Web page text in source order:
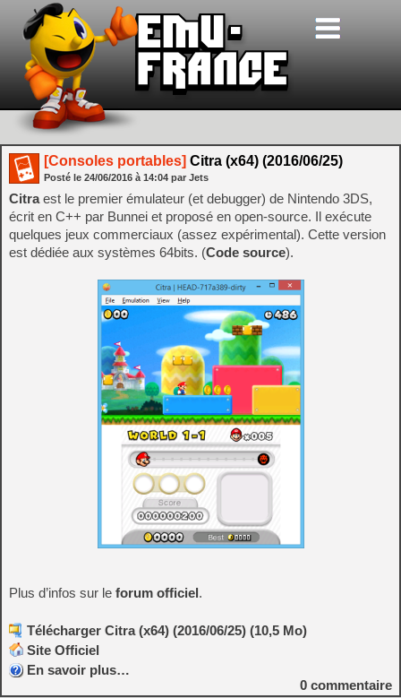
[Consoles portables] Citra (x64) (2016/06/25)
Posté le 24/06/2016 à 14:04 par Jets
Citraest le premier émulateur (et debugger) de Nintendo 3DS,
écrit en C++ par Bunnei et proposé en open-source. Il exécute
quelques jeux commerciaux (assez expérimental). Cette version
est dédiée aux systèmes 64bits. (Code source).
Plus d’infos sur le forum officiel.
Télécharger Citra (x64) (2016/06/25) (10,5 Mo)
Site Officiel
En savoir plus…
0 commentaire